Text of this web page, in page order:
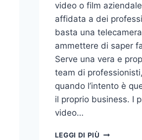
video o film
affidata a dei
basta una
ammettere di saper
Serve una vera e
team di
quando l’intento è
il proprio business. I
video…
LEGGI DI PIÙ